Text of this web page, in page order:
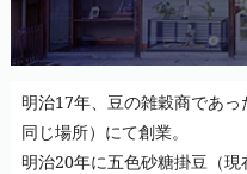
明治17年、豆の雑穀商であ
同じ場所）にて創業。
明治20年に五色砂糖掛豆（